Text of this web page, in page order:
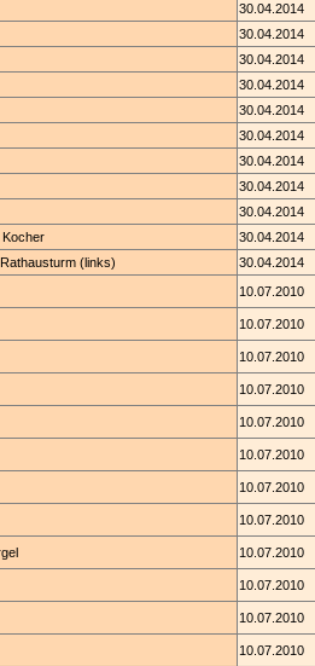
30.04.2014
30.04.2014
30.04.2014
30.04.2014
30.04.2014
30.04.2014
30.04.2014
30.04.2014
30.04.2014
Kocher 30.04.2014
(links) 30.04.2014
10.07.2010
10.07.2010
10.07.2010
10.07.2010
10.07.2010
10.07.2010
10.07.2010
10.07.2010
10.07.2010
10.07.2010
10.07.2010
10.07.2010